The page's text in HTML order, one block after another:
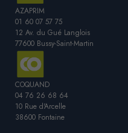
AZAPRIM
01 60 07 57 75
12 Av. du Gué Langlois
77600 Bussy-Saint-Martin
COQUAND
04 76 26 68 64
10 Rue d'Arcelle
38600 Fontaine